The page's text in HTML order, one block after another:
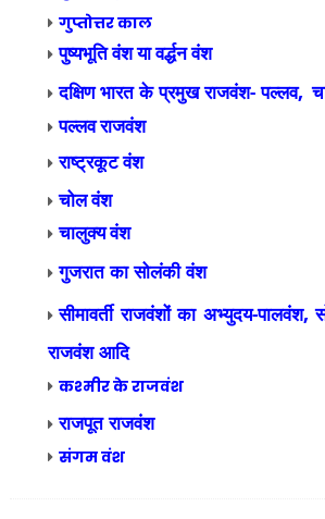
गुप्तोत्तर काल
पुष्यभूति वंश या वर्द्धन वंश
दक्षिण भारत के प्रमुख राजवंश- पल्लव,
पल्लव राजवंश
राष्ट्रकूटवंश
चोल वंश
चालुक्य वंश
गुजरात का सोलंकी वंश
सीमावर्ती राजवंशों का अभ्युदय-पालवंश,
राजवंश आदि
कश्मीर के राजवंश
राजपूत राजवंश
संगम वंश